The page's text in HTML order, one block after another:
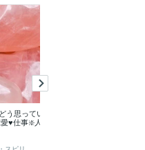
う思っているのか？
♥️仕事❇️人間関係✨